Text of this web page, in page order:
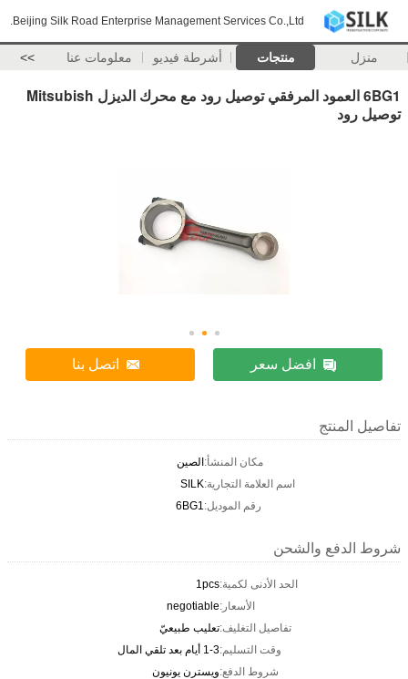
Beijing Silk Road Enterprise Management Services Co.,Ltd.
منزل منتجات أشرطة فيديو معلومات عنا >>
6BG1 العمود المرفقي توصيل رود مع محرك الديزل Mitsubish
توصيل رود
افضل سعر اتصل بنا
تفاصيل المنتج
مكان المنشأ:الصين
اسم العلامة التجارية:SILK
رقم الموديل:6BG1
شروط الدفع والشحن
الحد الأدنى لكمية:1pcs
الأسعار:negotiable
تفاصيل التغليف:تعليب طبيعيّ
وقت التسليم:1-3 أيام بعد تلقي المال
شروط الدفع:ويسترن يونيون